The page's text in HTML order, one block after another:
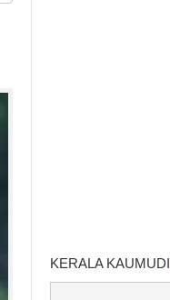
KERALA KAUMUDI